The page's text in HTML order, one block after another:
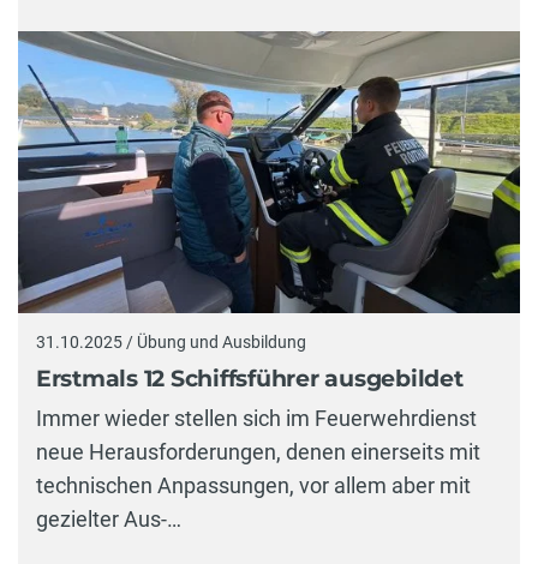
31.10.2025 / Übung und Ausbildung
Erstmals 12 Schiffsführer ausgebildet
Immer wieder stellen sich im Feuerwehrdienst
neue Herausforderungen, denen einerseits mit
technischen Anpassungen, vor allem aber mit
gezielter Aus-…